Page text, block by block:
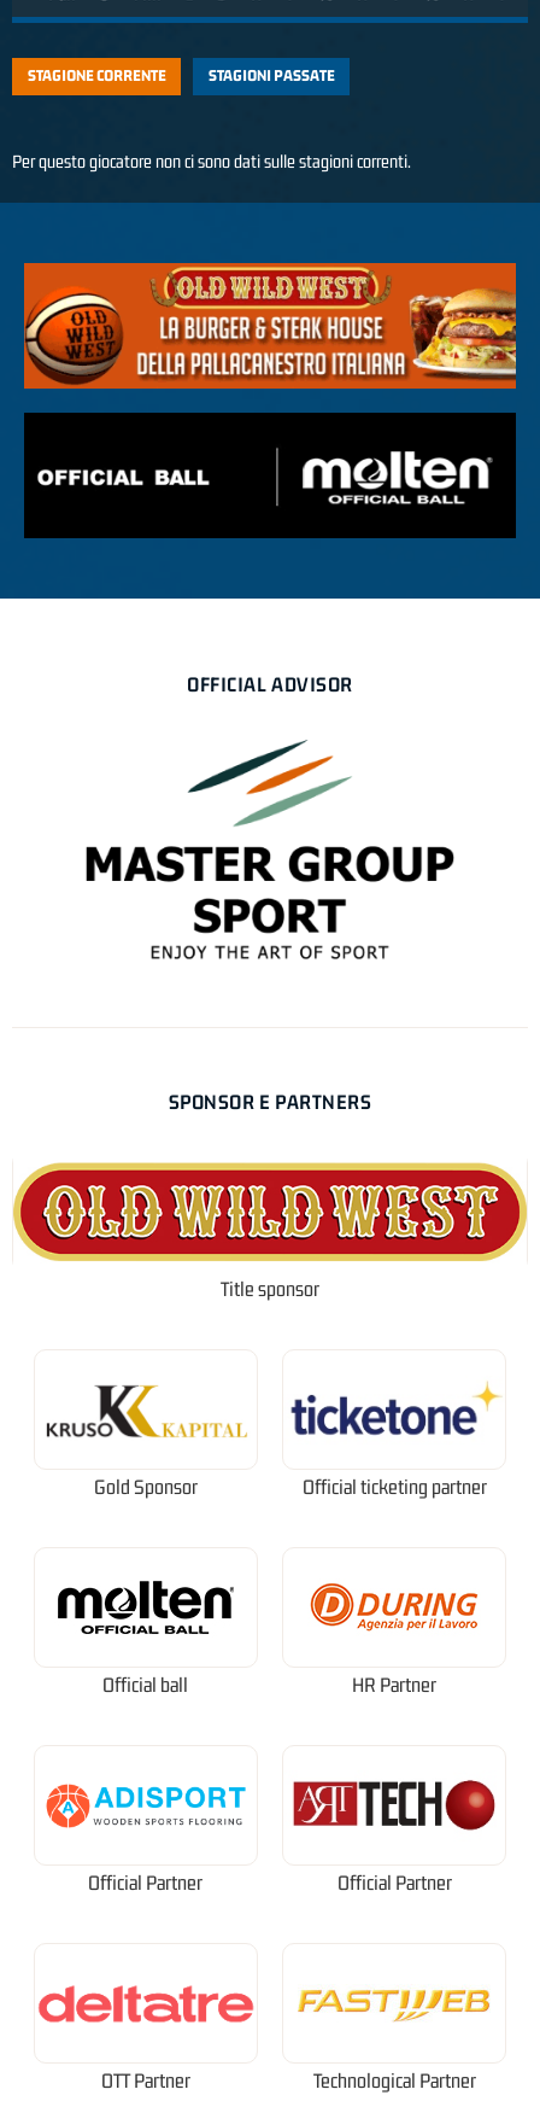
STAGIONE CORRENTE STAGIONI PASSATE
Per questo giocatore non ci sono dati sulle stagioni correnti.
OFFICIAL ADVISOR
SPONSOR E PARTNERS
Title sponsor
Gold Sponsor Official ticketing partner
Official ball HR Partner
Official Partner Official Partner
OTT Partner Technological Partner